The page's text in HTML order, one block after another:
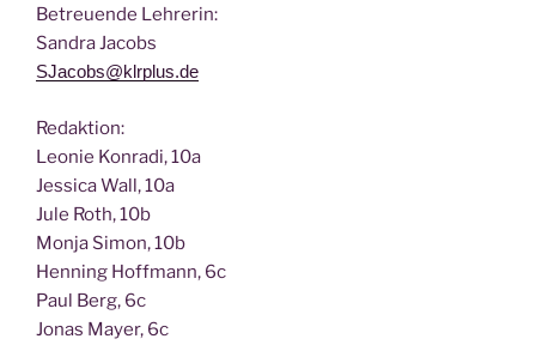
Betreu­en­de Lehrerin:
San­dra Jacobs
SJacobs@klrplus.de
Redak­ti­on:
Leo­nie Kon­ra­di, 10a
Jes­si­ca Wall, 10a
Jule Roth, 10b
Mon­ja Simon, 10b
Hen­ning Hoff­mann, 6c
Paul Berg, 6c
Jonas May­er, 6c